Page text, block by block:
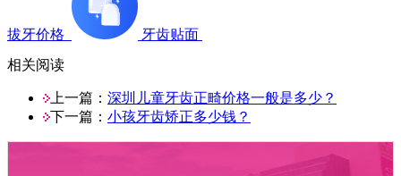
拔牙价格
牙齿贴面
相关阅读
上一篇： 深圳儿童牙齿正畸价格一般是多少？
下一篇： 小孩牙齿矫正多少钱？